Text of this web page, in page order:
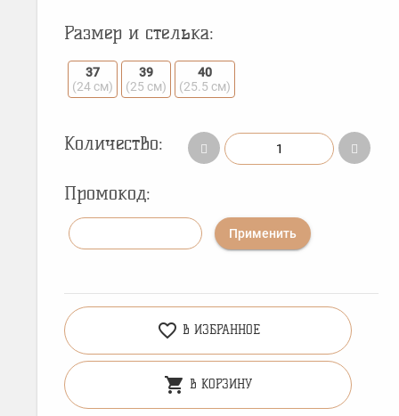
Размер и стелька:
37
(24 см)
39
(25 см)
40
(25.5 см)
Количество:
Промокод:
Применить
favorite_border В ИЗБРАННОЕ
shopping_cart В КОРЗИНУ